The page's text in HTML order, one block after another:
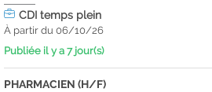
CDItemps plein
À partir du 06/10/26
Publiée il y a 7 jour(s)
PHARMACIEN (H/F)